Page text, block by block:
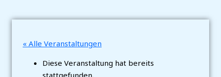
« Alle Veranstaltungen
Diese Veranstaltung hat bereits
stattgefunden.